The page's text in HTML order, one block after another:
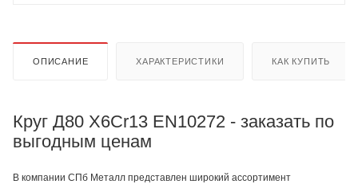
ОПИСАНИЕ ХАРАКТЕРИСТИКИ КАК КУПИТЬ
Круг Д80 X6Cr13 EN10272 - заказать по
выгодным ценам
В компании СПб Металл представлен широкий ассортимент